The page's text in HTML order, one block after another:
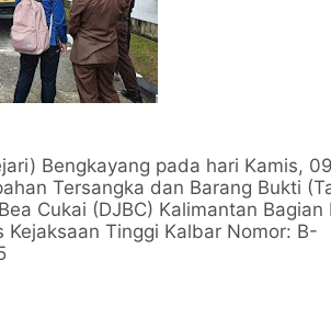
Bengkayang pada hari Kamis, 09
Tersangka dan Barang Bukti
Cukai (DJBC) Kalimantan Bagian
Tinggi Kalbar Nomor: B-